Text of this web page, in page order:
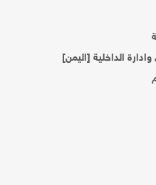
الداخلية [اليمن]